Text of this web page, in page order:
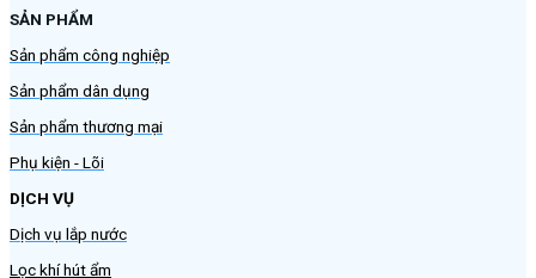
SẢN PHẨM
Sản phẩm công nghiệp
Sản phẩm dân dụng
Sản phẩm thương mại
Phụ kiện - Lõi
DỊCH VỤ
Dịch vụ lắp nước
Lọc khí hút ẩm